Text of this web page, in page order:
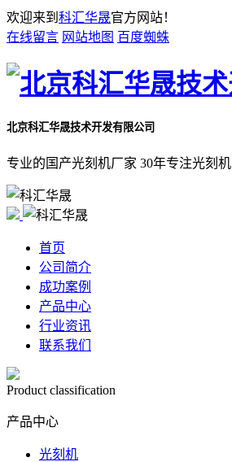
欢迎来到 科汇华晟官方网站！
在线留言 网站地图 百度蜘蛛
北京科汇华晟技术开发有限公司
专业的国产光刻机厂家 30年专注光刻机
首页
公司简介
成功案例
产品中心
行业资讯
联系我们
Product classification
产品中心
光刻机